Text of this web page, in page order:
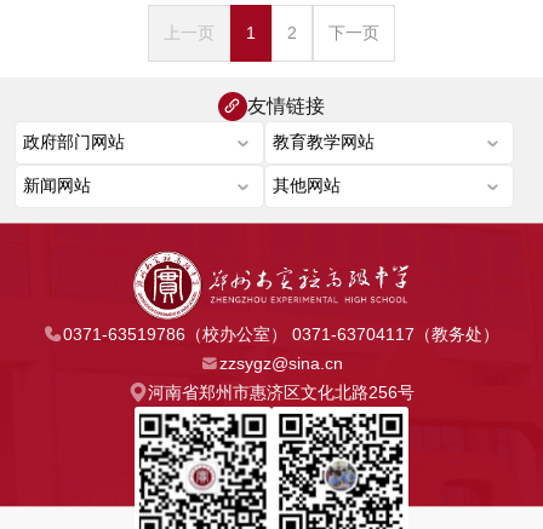
上一页 1 2 下一页
友情链接
0371-63519786（校办公室） 0371-63704117（教务处）
zzsygz@sina.cn
河南省郑州市惠济区文化北路256号